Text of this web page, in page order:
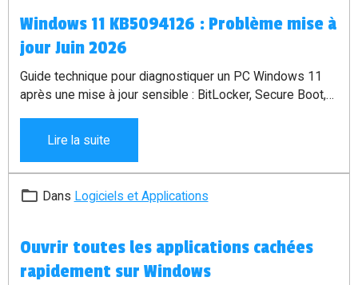
Windows 11 KB5094126 : Problème mise à
jour Juin 2026
Guide technique pour diagnostiquer un PC Windows 11
après une mise à jour sensible : BitLocker, Secure Boot,
Lire la suite
Dans Logiciels et Applications
Ouvrir toutes les applications cachées
rapidement sur Windows